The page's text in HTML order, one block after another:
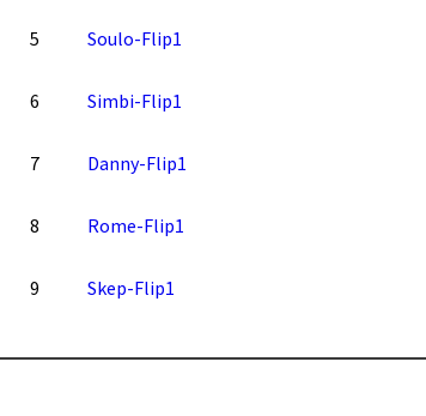
5 Soulo-Flip1
6 Simbi-Flip1
7 Danny-Flip1
8 Rome-Flip1
9 Skep-Flip1